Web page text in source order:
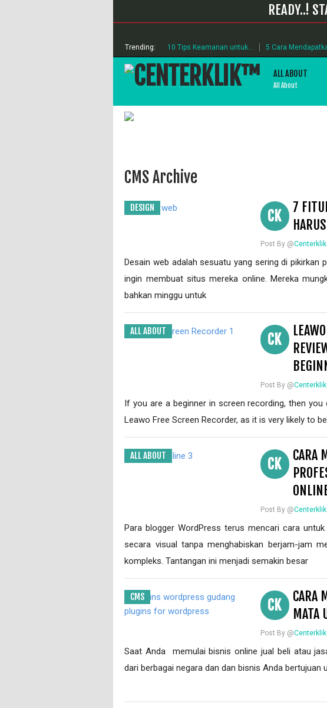
READY..!
Trending: 10 Tips Keamanan untuk... 5 Cara
ALL ABOUT
All About
CMS Archive
DESIGN CK
7
Post By @Centerklik
Desain web adalah sesuatu yang sering di pikirkan
ingin membuat situs mereka online. Mereka
bahkan minggu untuk
ALL ABOUT CK
Post By @Centerklik
If you are a beginner in screen recording, then
Leawo Free Screen Recorder, as it is very likely to
ALL ABOUT CK
CARA
Post By @Centerklik
Para blogger WordPress terus mencari cara
secara visual tanpa menghabiskan berjam-jam
kompleks. Tantangan ini menjadi semakin besar
CMS CK
CARA
MATA
Post By @Centerklik
Saat Anda memulai bisnis online jual beli atau
dari berbagai negara dan dan bisnis Anda bertujuan